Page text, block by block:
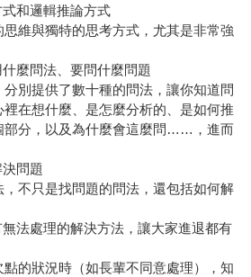
和邏輯推論方式
維與獨特的思考方式，尤其是非常強
麼問法、要問什麼問題
別提供了數十種的問法，讓你知道問
在想什麼、是怎麼分析的、是如何推
部分，以及為什麼會這麼問……，進而
問題
不只是找問題的問法，還包括如何解
法處理的解決方法，讓大家進退都有
的狀況時（如長輩不同意處理），知